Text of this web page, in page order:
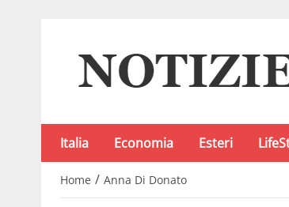
Italia Economia Esteri
Home / Anna Di Donato